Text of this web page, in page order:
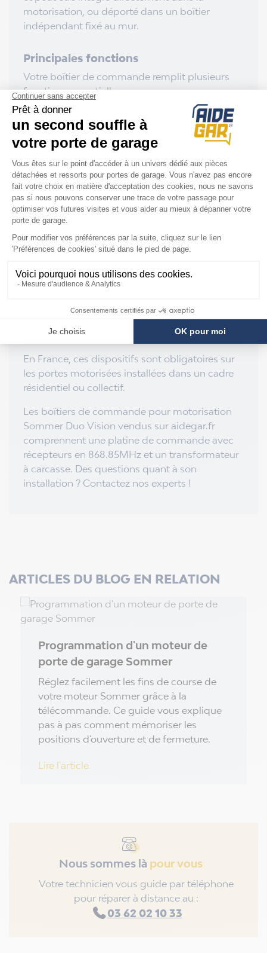
motorisation, ou déporté dans un boîtier
indépendant fixé au mur.
Principales fonctions
Votre boîtier de commande remplit plusieurs
fonctions essentielles :
Ouverture / fermeture / arrêt de la porte
Gestion des télécommandes
(apprentissage, suppression,
mémorisation)
Contrôle des sécurités : cellules
photoélectriques, arrêt sur obstacle
Gestion du verrouillage automatique en fin
de course
clignotant, alarme
Il joue aussi un rôle clé dans la sécurité :
Arrêt automatique en cas d’obstacle,
Conformité aux normes européennes
Gestion des défauts (coupure secteur,
surcharge moteur).
En France, ces dispositifs sont obligatoires sur
les portes motorisées installées dans un cadre
résidentiel ou collectif.
Les boîtiers de commande pour motorisation
Sommer Duo Vision vendus sur aidegar.fr
comprennent une platine de commande avec
récepteurs en 868.85MHz et un transformateur
à carcasse. Des questions quant à son
installation ? Contactez nos experts !
ARTICLES DU BLOG EN RELATION
Programmation d'un moteur de
porte de garage Sommer
Réglez facilement les fins de course de
votre moteur Sommer grâce à la
télécommande. Ce guide vous explique
pas à pas comment mémoriser les
positions d'ouverture et de fermeture.
Lire l'article
Nous sommes là pour vous
Votre technicien vous guide par téléphone
pour réparer à distance au :
03 62 02 10 33